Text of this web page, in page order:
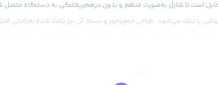
است تا شارژر به‌صورت منظم و بدون درهم‌ریختگی به دستگاه متصل
یا تبلت می‌شود. طراحی جمع‌وجور و سبک آن نیز باعث شده به‌راحتی